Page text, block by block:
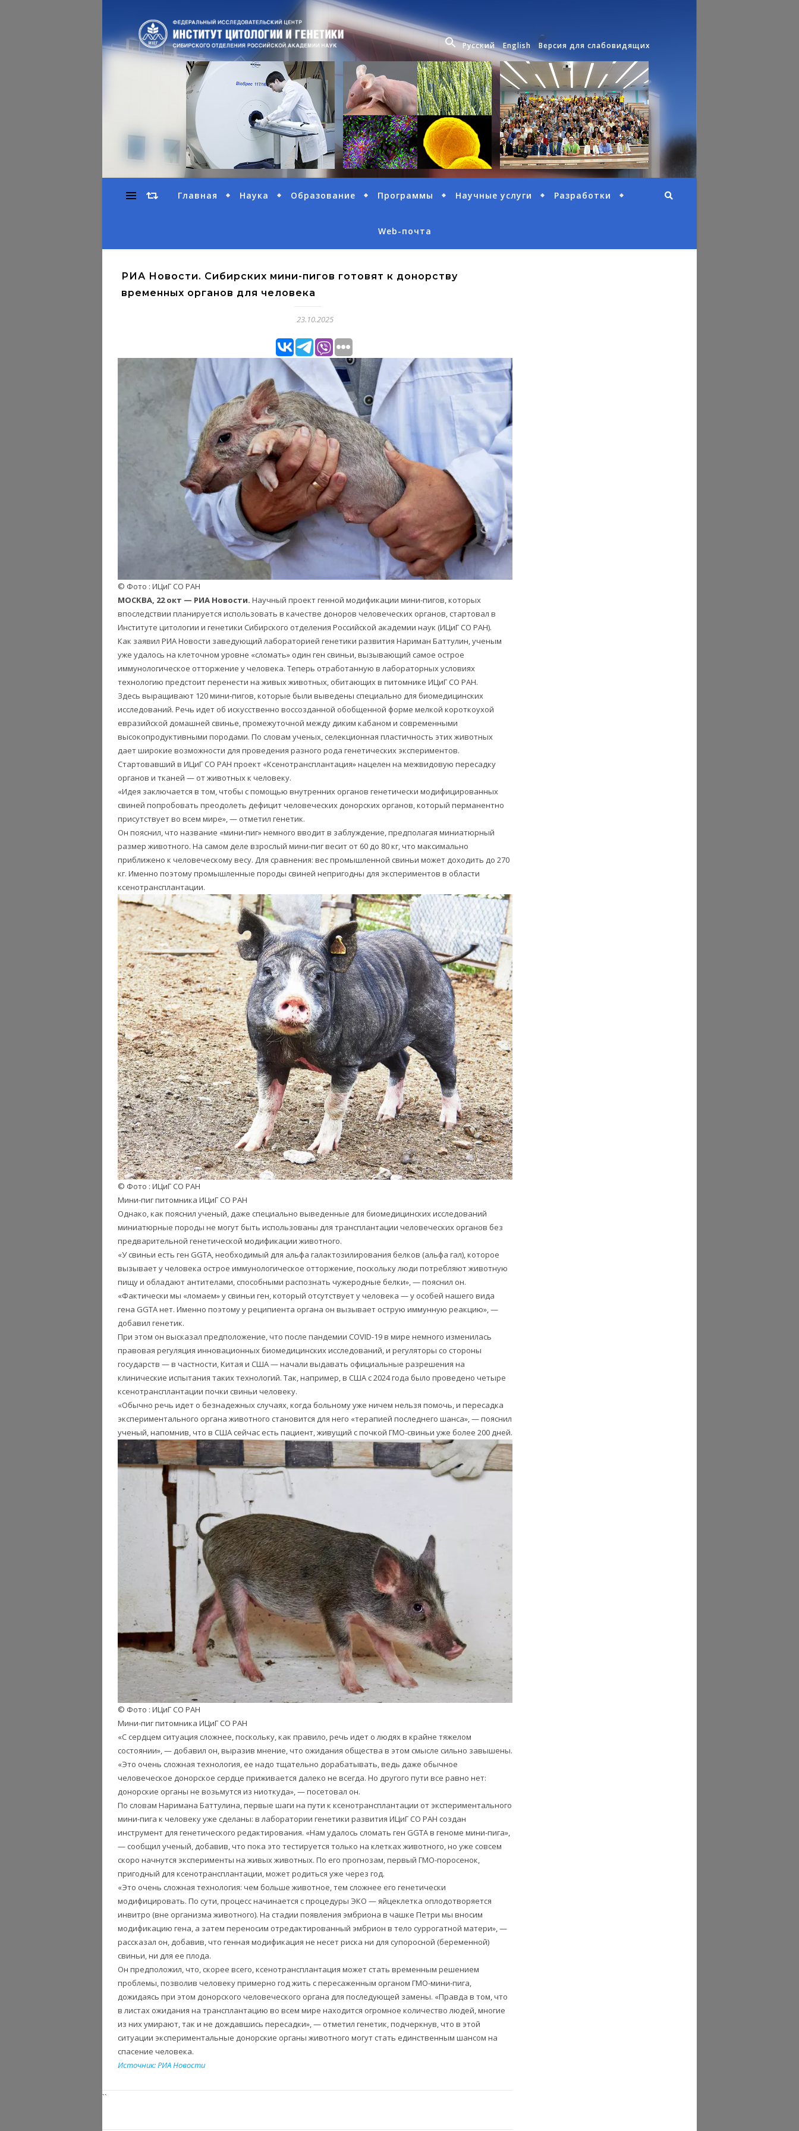
Русский English Версия для слабовидящих
Главная Наука Образование Программы Научные услуги Разработки
Web-почта
РИА Новости. Сибирских мини-пигов готовят к донорству
временных органов для человека
23.10.2025
© Фото : ИЦиГ СО РАН
МОСКВА, 22 окт — РИА Новости. Научный проект генной модификации мини-пигов, которых
впоследствии планируется использовать в качестве доноров человеческих органов, стартовал в
Институте цитологии и генетики Сибирского отделения Российской академии наук (ИЦиГ СО РАН).
Как заявил РИА Новости заведующий лабораторией генетики развития Нариман Баттулин, ученым
уже удалось на клеточном уровне «сломать» один ген свиньи, вызывающий самое острое
иммунологическое отторжение у человека. Теперь отработанную в лабораторных условиях
технологию предстоит перенести на живых животных, обитающих в питомнике ИЦиГ СО РАН.
Здесь выращивают 120 мини-пигов, которые были выведены специально для биомедицинских
исследований. Речь идет об искусственно воссозданной обобщенной форме мелкой короткоухой
евразийской домашней свинье, промежуточной между диким кабаном и современными
высокопродуктивными породами. По словам ученых, селекционная пластичность этих животных
дает широкие возможности для проведения разного рода генетических экспериментов.
Стартовавший в ИЦиГ СО РАН проект «Ксенотрансплантация» нацелен на межвидовую пересадку
органов и тканей — от животных к человеку.
«Идея заключается в том, чтобы с помощью внутренних органов генетически модифицированных
свиней попробовать преодолеть дефицит человеческих донорских органов, который перманентно
присутствует во всем мире», — отметил генетик.
Он пояснил, что название «мини-пиг» немного вводит в заблуждение, предполагая миниатюрный
размер животного. На самом деле взрослый мини-пиг весит от 60 до 80 кг, что максимально
приближено к человеческому весу. Для сравнения: вес промышленной свиньи может доходить до 270
кг. Именно поэтому промышленные породы свиней непригодны для экспериментов в области
ксенотрансплантации.
© Фото : ИЦиГ СО РАН
Мини-пиг питомника ИЦиГ СО РАН
Однако, как пояснил ученый, даже специально выведенные для биомедицинских исследований
миниатюрные породы не могут быть использованы для трансплантации человеческих органов без
предварительной генетической модификации животного.
«У свиньи есть ген GGTA, необходимый для альфа галактозилирования белков (альфа гал), которое
вызывает у человека острое иммунологическое отторжение, поскольку люди потребляют животную
пищу и обладают антителами, способными распознать чужеродные белки», — пояснил он.
«Фактически мы «ломаем» у свиньи ген, который отсутствует у человека — у особей нашего вида
гена GGTA нет. Именно поэтому у реципиента органа он вызывает острую иммунную реакцию», —
добавил генетик.
При этом он высказал предположение, что после пандемии COVID-19 в мире немного изменилась
правовая регуляция инновационных биомедицинских исследований, и регуляторы со стороны
государств — в частности, Китая и США — начали выдавать официальные разрешения на
клинические испытания таких технологий. Так, например, в США с 2024 года было проведено четыре
ксенотрансплантации почки свиньи человеку.
«Обычно речь идет о безнадежных случаях, когда больному уже ничем нельзя помочь, и пересадка
экспериментального органа животного становится для него «терапией последнего шанса», — пояснил
ученый, напомнив, что в США сейчас есть пациент, живущий с почкой ГМО-свиньи уже более 200 дней.
© Фото : ИЦиГ СО РАН
Мини-пиг питомника ИЦиГ СО РАН
«С сердцем ситуация сложнее, поскольку, как правило, речь идет о людях в крайне тяжелом
состоянии», — добавил он, выразив мнение, что ожидания общества в этом смысле сильно завышены.
«Это очень сложная технология, ее надо тщательно дорабатывать, ведь даже обычное
человеческое донорское сердце приживается далеко не всегда. Но другого пути все равно нет:
донорские органы не возьмутся из ниоткуда», — посетовал он.
По словам Наримана Баттулина, первые шаги на пути к ксенотрансплантации от экспериментального
мини-пига к человеку уже сделаны: в лаборатории генетики развития ИЦиГ СО РАН создан
инструмент для генетического редактирования. «Нам удалось сломать ген GGTA в геноме мини-пига»,
— сообщил ученый, добавив, что пока это тестируется только на клетках животного, но уже совсем
скоро начнутся эксперименты на живых животных. По его прогнозам, первый ГМО-поросенок,
пригодный для ксенотрансплантации, может родиться уже через год.
«Это очень сложная технология: чем больше животное, тем сложнее его генетически
модифицировать. По сути, процесс начинается с процедуры ЭКО — яйцеклетка оплодотворяется
инвитро (вне организма животного). На стадии появления эмбриона в чашке Петри мы вносим
модификацию гена, а затем переносим отредактированный эмбрион в тело суррогатной матери», —
рассказал он, добавив, что генная модификация не несет риска ни для супоросной (беременной)
свиньи, ни для ее плода.
Он предположил, что, скорее всего, ксенотрансплантация может стать временным решением
проблемы, позволив человеку примерно год жить с пересаженным органом ГМО-мини-пига,
дожидаясь при этом донорского человеческого органа для последующей замены. «Правда в том, что
в листах ожидания на трансплантацию во всем мире находится огромное количество людей, многие
из них умирают, так и не дождавшись пересадки», — отметил генетик, подчеркнув, что в этой
ситуации экспериментальные донорские органы животного могут стать единственным шансом на
спасение человека.
Источник: РИА Новости
``